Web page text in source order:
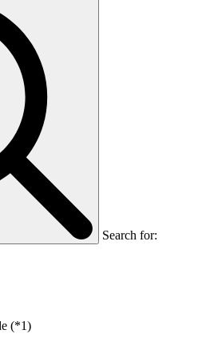
Search for:
(*1)